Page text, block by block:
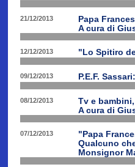
21/12/2013
Papa
A cura di
12/12/2013 "Lo Spitiro
09/12/2013 P.E.F.
08/12/2013
Tv e
A cura di
07/12/2013
"Papa
Qualcuno
Monsignor